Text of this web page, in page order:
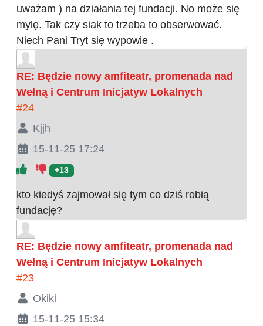
uważam ) na działania tej fundacji. No może się
mylę. Tak czy siak to trzeba to obserwować.
Niech Pani Tryt się wypowie .
RE: Będzie nowy amfiteatr, promenada nad
Wełną i Centrum Inicjatyw Lokalnych
#24
Kjjh
15-11-25 17:24
+13
kto kiedyś zajmował się tym co dziś robią
fundację?
RE: Będzie nowy amfiteatr, promenada nad
Wełną i Centrum Inicjatyw Lokalnych
#23
Okiki
15-11-25 15:34